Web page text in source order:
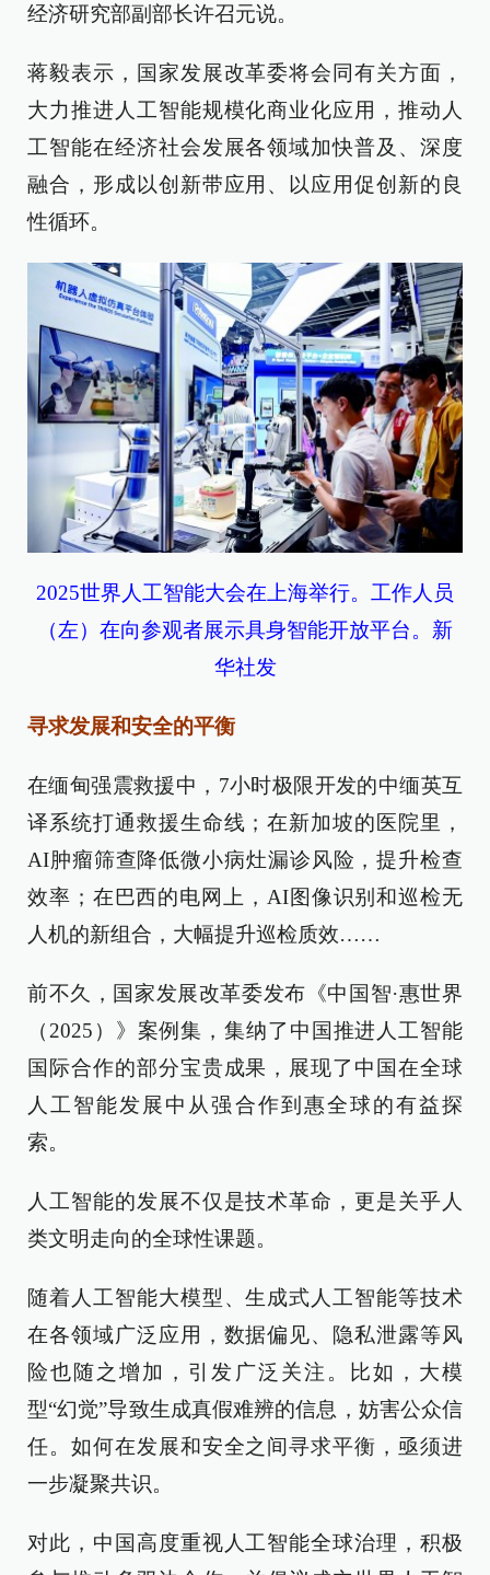
经济研究部副部长许召元说。
蒋毅表示，国家发展改革委将会同有关方面，
大力推进人工智能规模化商业化应用，推动人
工智能在经济社会发展各领域加快普及、深度
融合，形成以创新带应用、以应用促创新的良
性循环。
2025世界人工智能大会在上海举行。工作人员
（左）在向参观者展示具身智能开放平台。新
华社发
寻求发展和安全的平衡
在缅甸强震救援中，7小时极限开发的中缅英互
译系统打通救援生命线；在新加坡的医院里，
AI肿瘤筛查降低微小病灶漏诊风险，提升检查
效率；在巴西的电网上，AI图像识别和巡检无
人机的新组合，大幅提升巡检质效……
前不久，国家发展改革委发布《中国智·惠世界
（2025）》案例集，集纳了中国推进人工智能
国际合作的部分宝贵成果，展现了中国在全球
人工智能发展中从强合作到惠全球的有益探
索。
人工智能的发展不仅是技术革命，更是关乎人
类文明走向的全球性课题。
随着人工智能大模型、生成式人工智能等技术
在各领域广泛应用，数据偏见、隐私泄露等风
险也随之增加，引发广泛关注。比如，大模
型“幻觉”导致生成真假难辨的信息，妨害公众信
任。如何在发展和安全之间寻求平衡，亟须进
一步凝聚共识。
对此，中国高度重视人工智能全球治理，积极